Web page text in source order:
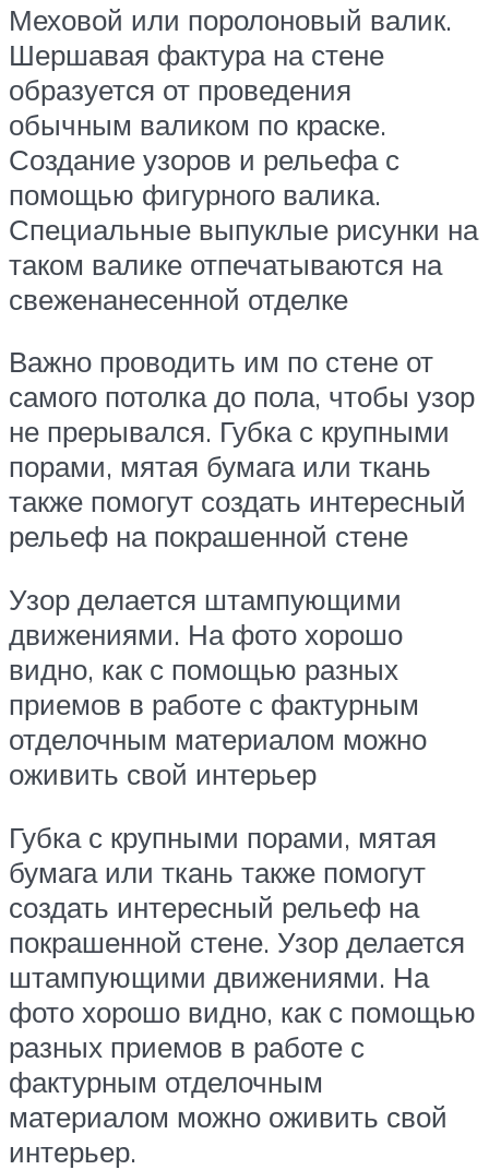
Меховой или поролоновый валик.
Шершавая фактура на стене
образуется от проведения
обычным валиком по краске.
Создание узоров и рельефа с
помощью фигурного валика.
Специальные выпуклые рисунки на
таком валике отпечатываются на
свеженанесенной отделке
Важно проводить им по стене от
самого потолка до пола, чтобы узор
не прерывался. Губка с крупными
порами, мятая бумага или ткань
также помогут создать интересный
рельеф на покрашенной стене
Узор делается штампующими
движениями. На фото хорошо
видно, как с помощью разных
приемов в работе с фактурным
отделочным материалом можно
оживить свой интерьер
Губка с крупными порами, мятая
бумага или ткань также помогут
создать интересный рельеф на
покрашенной стене. Узор делается
штампующими движениями. На
фото хорошо видно, как с помощью
разных приемов в работе с
фактурным отделочным
материалом можно оживить свой
интерьер.